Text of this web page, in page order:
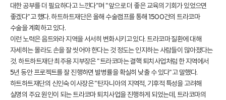
대한 공부를 더 필요하다고 느낀다"며 "앞으로 더 좋은 교육의 기회가 있었으면
좋겠다"고 했다. 하트하트재단은 올해 수술캠프를 통해 1500건의 트라코마
수술을 계획하고 있다.
이런 노력은 음트와라 지역을 서서히 변화시키고 있다. 트라코마 질환에 대해
자세히는 몰라도 손을 잘 씻어야 한다는 것 정도는 인지하는 사람들이 많아졌다는
것. 하트하트재단 최주용 지부장은 "트라코마는 결핵 퇴치사업처럼 한 지역에서
5년 동안 프로젝트를 잘 진행하면 발병률을 확실히 낮출 수 있다"고 말했다.
하트하트재단의 신인숙 이사장은 "탄자니아의 지역적, 기후적 특성을 고려해
실명의 주요 원인이 되는 트라코마 퇴치사업을 진행하게 되었는데, 트라코마의